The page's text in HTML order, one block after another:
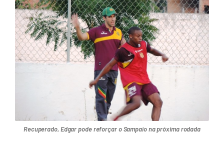
Recuperado, Edgar pode reforçar o Sampaio na próxima rodada